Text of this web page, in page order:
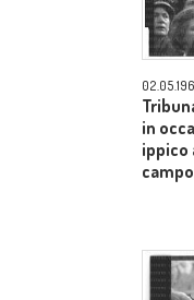
in
ippico